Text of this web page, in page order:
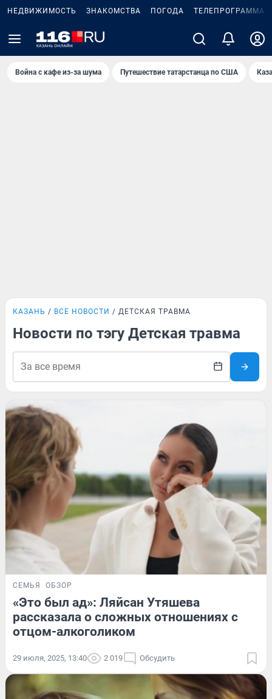
НЕДВИЖИМОСТЬ ЗНАКОМСТВА ПОГОДА ТЕЛЕПРОГРАММА
Война с кафе из-за шума Путешествие татарстанца по США
КАЗАНЬ ВСЕ НОВОСТИ ДЕТСКАЯ ТРАВМА
Новости по тэгу Детская травма
СЕМЬЯ ОБЗОР
«Это был ад»: Ляйсан Утяшева
рассказала о сложных отношениях с
отцом-алкоголиком
29 июля, 2025, 13:40 2 019 Обсудить